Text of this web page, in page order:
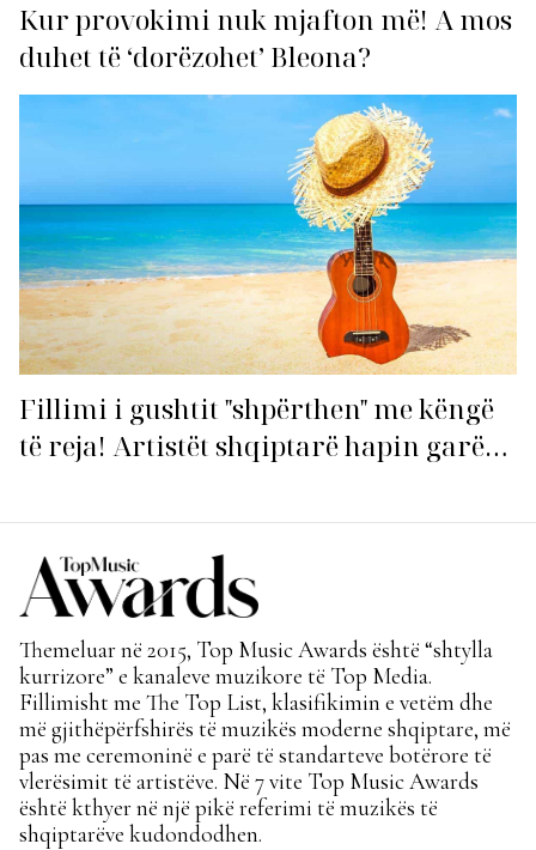
Kur provokimi nuk mjafton më! A mos
duhet të ‘dorëzohet’ Bleona?
Fillimi i gushtit "shpërthen" me këngë
të reja! Artistët shqiptarë hapin garën
Themeluar në 2015, Top Music Awards është “shtylla
kurrizore” e kanaleve muzikore të Top Media.
Fillimisht me The Top List, klasifikimin e vetëm dhe
më gjithëpërfshirës të muzikës moderne shqiptare, më
pas me ceremoninë e parë të standarteve botërore të
vlerësimit të artistëve. Në 7 vite Top Music Awards
është kthyer në një pikë referimi të muzikës të
shqiptarëve kudondodhen.